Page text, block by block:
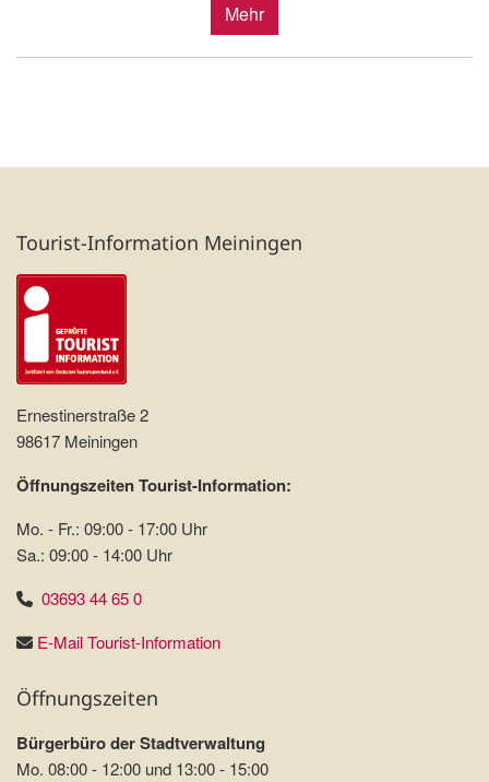
Mehr
Tourist-Information Meiningen
Ernestinerstraße 2
98617 Meiningen
Öffnungszeiten Tourist-Information:
Mo. - Fr.: 09:00 - 17:00 Uhr
Sa.: 09:00 - 14:00 Uhr
03693 44 65 0
E-Mail Tourist-Information
Öffnungszeiten
Bürgerbüro der Stadtverwaltung
Mo. 08:00 - 12:00 und 13:00 - 15:00